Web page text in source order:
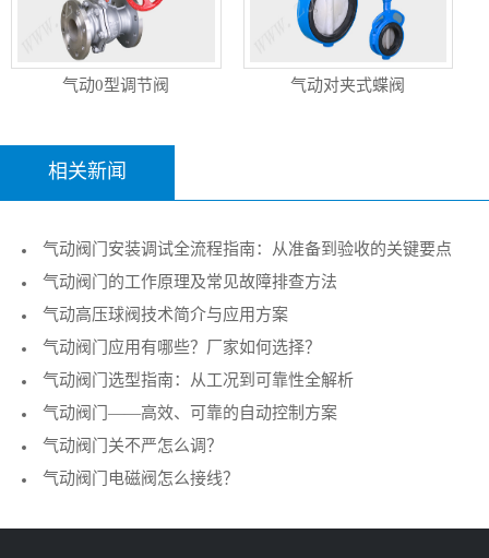
气动0型调节阀 气动对夹式蝶阀
相关新闻
气动阀门安装调试全流程指南：从准备到验收的关键要点
气动阀门的工作原理及常见故障排查方法
气动高压球阀技术简介与应用方案
气动阀门应用有哪些？厂家如何选择？
气动阀门选型指南：从工况到可靠性全解析
气动阀门——高效、可靠的自动控制方案
气动阀门关不严怎么调？
气动阀门电磁阀怎么接线？